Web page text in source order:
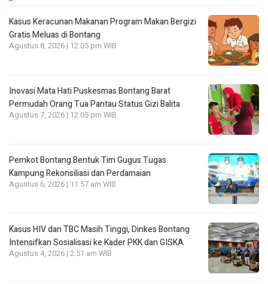
Kasus Keracunan Makanan Program Makan Bergizi
Gratis Meluas di Bontang
Agustus 8, 2026 | 12:05 pm WIB
Inovasi Mata Hati Puskesmas Bontang Barat
Permudah Orang Tua Pantau Status Gizi Balita
Agustus 7, 2026 | 12:05 pm WIB
Pemkot Bontang Bentuk Tim Gugus Tugas
Kampung Rekonsiliasi dan Perdamaian
Agustus 6, 2026 | 11:57 am WIB
Kasus HIV dan TBC Masih Tinggi, Dinkes Bontang
Intensifkan Sosialisasi ke Kader PKK dan GISKA
Agustus 4, 2026 | 2:51 am WIB